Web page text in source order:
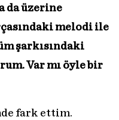
da üzerine
melodi ile
şarkısındaki
Var mı öyle bir
fark ettim.